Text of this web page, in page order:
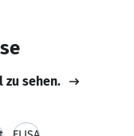
zu sehen.